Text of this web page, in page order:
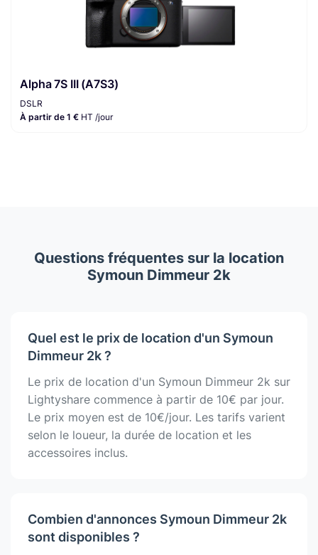
Alpha 7S III (A7S3)
DSLR
À partir de 1 € HT /jour
Questions fréquentes sur la location
Symoun Dimmeur 2k
Quel est le prix de location d'un Symoun
Dimmeur 2k ?
Le prix de location d'un Symoun Dimmeur 2k sur
Lightyshare commence à partir de 10€ par jour.
Le prix moyen est de 10€/jour. Les tarifs varient
selon le loueur, la durée de location et les
accessoires inclus.
Combien d'annonces Symoun Dimmeur 2k
sont disponibles ?